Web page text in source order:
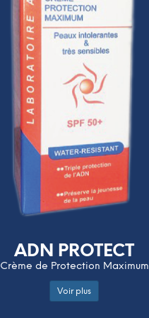
ADN PROTECT
Crème de Protection Maximum
Voir plus